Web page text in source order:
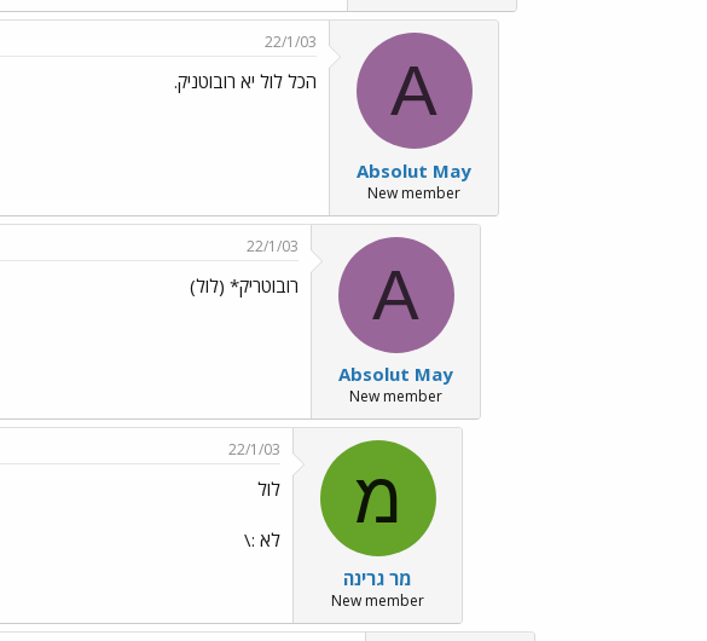
A
Absolut May
New member
22/1/03
הכל לול יא רובוטניק.
A
Absolut May
New member
22/1/03
רובוטריק* (לול)
מ
מר גרינה
New member
22/1/03
לול
לא :\